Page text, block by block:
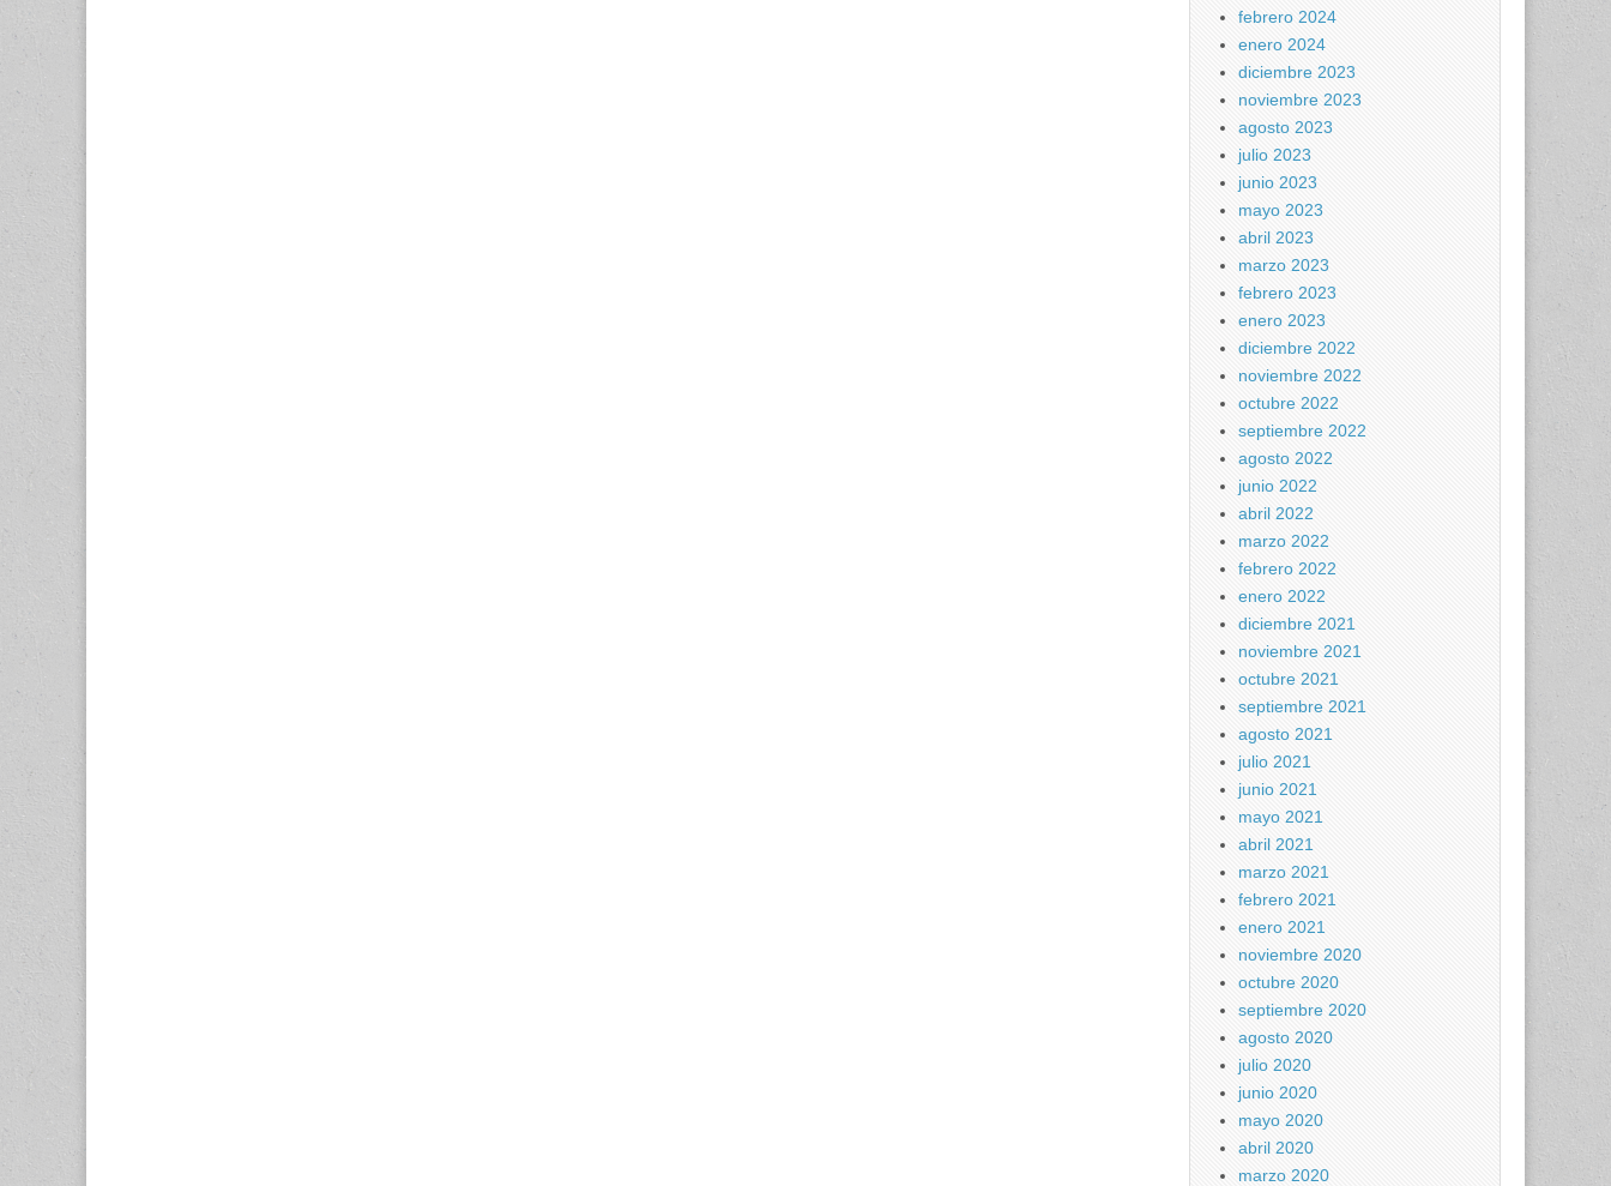
febrero 2024
enero 2024
diciembre 2023
noviembre 2023
agosto 2023
julio 2023
junio 2023
mayo 2023
abril 2023
marzo 2023
febrero 2023
enero 2023
diciembre 2022
noviembre 2022
octubre 2022
septiembre 2022
agosto 2022
junio 2022
abril 2022
marzo 2022
febrero 2022
enero 2022
diciembre 2021
noviembre 2021
octubre 2021
septiembre 2021
agosto 2021
julio 2021
junio 2021
mayo 2021
abril 2021
marzo 2021
febrero 2021
enero 2021
noviembre 2020
octubre 2020
septiembre 2020
agosto 2020
julio 2020
junio 2020
mayo 2020
abril 2020
marzo 2020